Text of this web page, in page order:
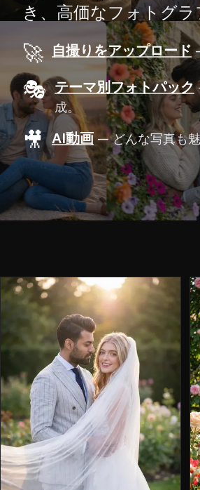
き、高価なフォトグラ
🚀 自撮りをアップロード
🎭 テーマ別フォトパック
成。
🎥 AI動画 —どんな写真も